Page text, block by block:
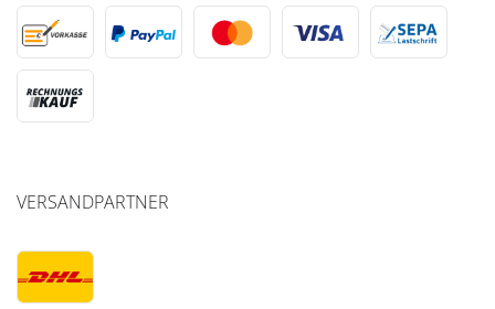
VERSANDPARTNER